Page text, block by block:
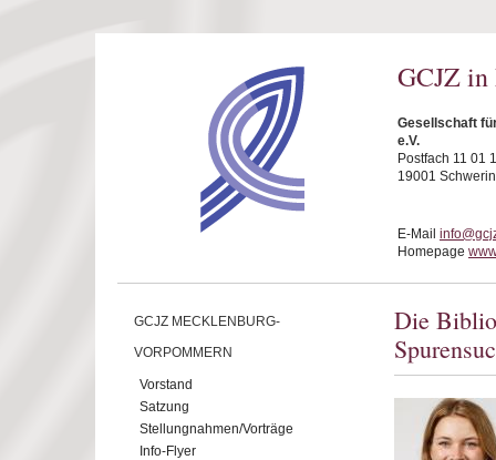
GCJZ in
Gesellschaft
e.V.
Postfach 11 01
19001 Schwerin
E-Mail
Homepage
GCJZ MECKLENBURG-
VORPOMMERN
Vorstand
Satzung
Stellungnahmen/Vorträge
Info-Flyer
Die